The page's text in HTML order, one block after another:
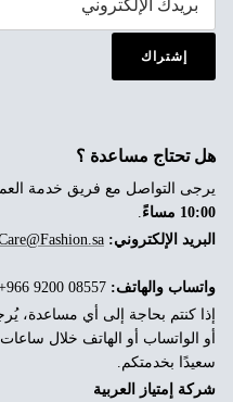
إشتراك
هل تحتاج مساعدة ؟
يرجى التواصل مع فريق خدمة
10:00 مساءً
.
البريد الإلكتروني:
واتساب والهاتف:
إذا كنتم بحاجة إلى أي مساعدة،
أو الواتساب أو الهاتف خلال
سعيدًا بخدمتكم.
شركة إمتياز العربية